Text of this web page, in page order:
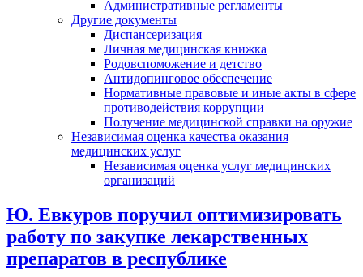
Административные регламенты
Другие документы
Диспансеризация
Личная медицинская книжка
Родовспоможение и детство
Антидопинговое обеспечение
Нормативные правовые и иные акты в сфере
противодействия коррупции
Получение медицинской справки на оружие
Независимая оценка качества оказания
медицинских услуг
Независимая оценка услуг медицинскиx
организаций
Ю. Евкуров поручил оптимизировать
работу по закупке лекарственных
препаратов в республике